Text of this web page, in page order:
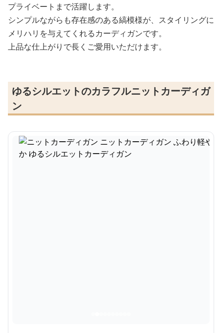
プライベートまで活躍します。
シンプルながらも存在感のある縞模様が、スタイリングに
メリハリを与えてくれるカーディガンです。
上品な仕上がりで長くご愛用いただけます。
ゆるシルエットのカラフルニットカーディガ
ン